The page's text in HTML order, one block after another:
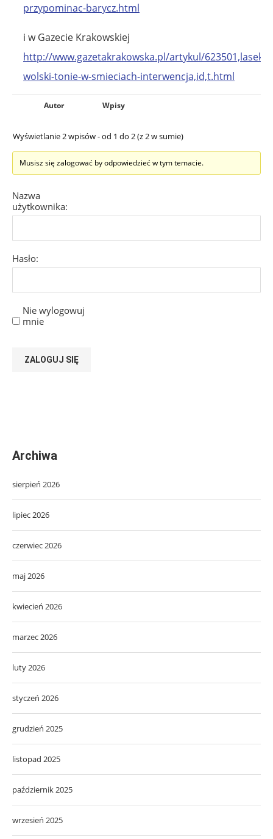
przypominac-barycz.html
i w Gazecie Krakowskiej
http://www.gazetakrakowska.pl/artykul/623501,lasek-
wolski-tonie-w-smieciach-interwencja,id,t.html
Autor Wpisy
Wyświetlanie 2 wpisów - od 1 do 2 (z 2 w sumie)
Musisz się zalogować by odpowiedzieć w tym temacie.
Nazwa
użytkownika:
Hasło:
Nie wylogowuj
mnie
ZALOGUJ SIĘ
Archiwa
sierpień 2026
lipiec 2026
czerwiec 2026
maj 2026
kwiecień 2026
marzec 2026
luty 2026
styczeń 2026
grudzień 2025
listopad 2025
październik 2025
wrzesień 2025